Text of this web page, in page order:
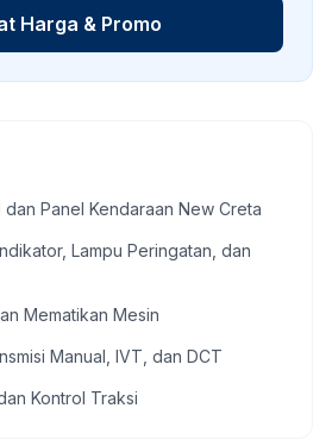
Harga & Promo
Panel Kendaraan New Creta
Lampu Peringatan, dan
Mematikan Mesin
Manual, IVT, dan DCT
Kontrol Traksi